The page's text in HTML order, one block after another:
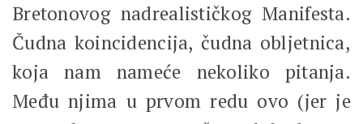
Bretonovog nadrealističkog Manifesta.
Čudna koincidencija, čudna obljetnica,
koja nam nameće nekoliko pitanja.
Među njima u prvom redu ovo (jer je